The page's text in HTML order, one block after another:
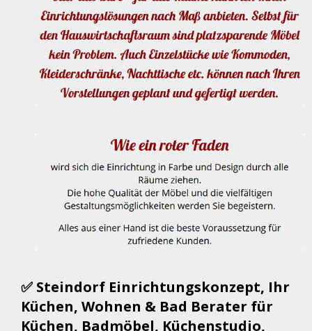
✅ Steindorf Einrichtungskonzept, Ihr
Küchen, Wohnen & Bad Berater für
Küchen, Badmöbel, Küchenstudio,